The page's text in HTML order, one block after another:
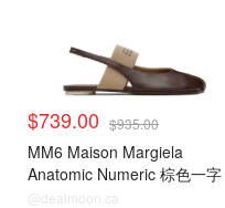
$739.00 $935.00
MM6 Maison Margiela
Anatomic Numeric 棕色一字
带凉鞋
@dealmoon.ca